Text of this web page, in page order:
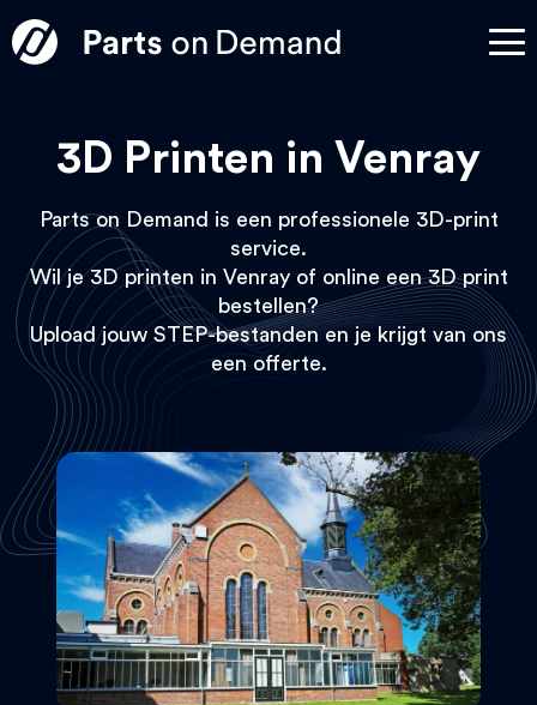
3D Printen in Venray
Parts on Demand is een professionele 3D-print
service.
Wil je 3D printen in Venray of online een 3D print
bestellen?
Upload jouw STEP-bestanden en je krijgt van ons
een offerte.